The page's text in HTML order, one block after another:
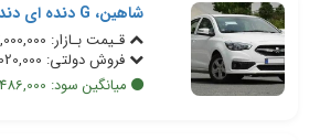
شاهین، G دنده ای دنده ای - مدل 1401
قـیمت بـازار: 897,000,000 ت
فروش دولتی: 592,020,000 ت
میانگین سود: 213,486,000 ت